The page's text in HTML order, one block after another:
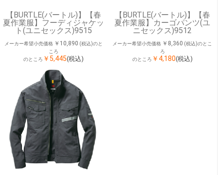
【BURTLE(バートル)】【春
夏作業服】フーディジャケッ
ト(ユニセックス)9515
メーカー希望小売価格 ￥10,890 (税込)のと
ころ
のところ ￥5,445(税込)
【BURTLE(バートル)】【春
夏作業服】カーゴパンツ(ユ
ニセックス)9512
メーカー希望小売価格 ￥8,360 (税込)のとこ
ろ
のところ ￥4,180(税込)